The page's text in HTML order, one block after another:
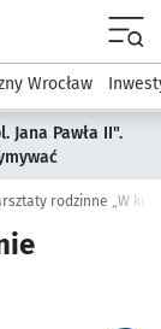
Dla mieszkańca
Wrocław
Pawła II".
rodzinne „W